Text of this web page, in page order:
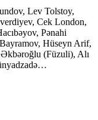
Lev Tolstoy,
Cek London,
Pənahi
Hüseyn Arif,
(Füzuli), Alı